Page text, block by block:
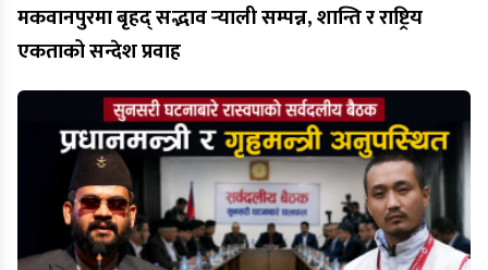
मकवानपुरमा बृहद् सद्भाव र्‍याली सम्पन्न, शान्ति र राष्ट्रिय
एकताको सन्देश प्रवाह